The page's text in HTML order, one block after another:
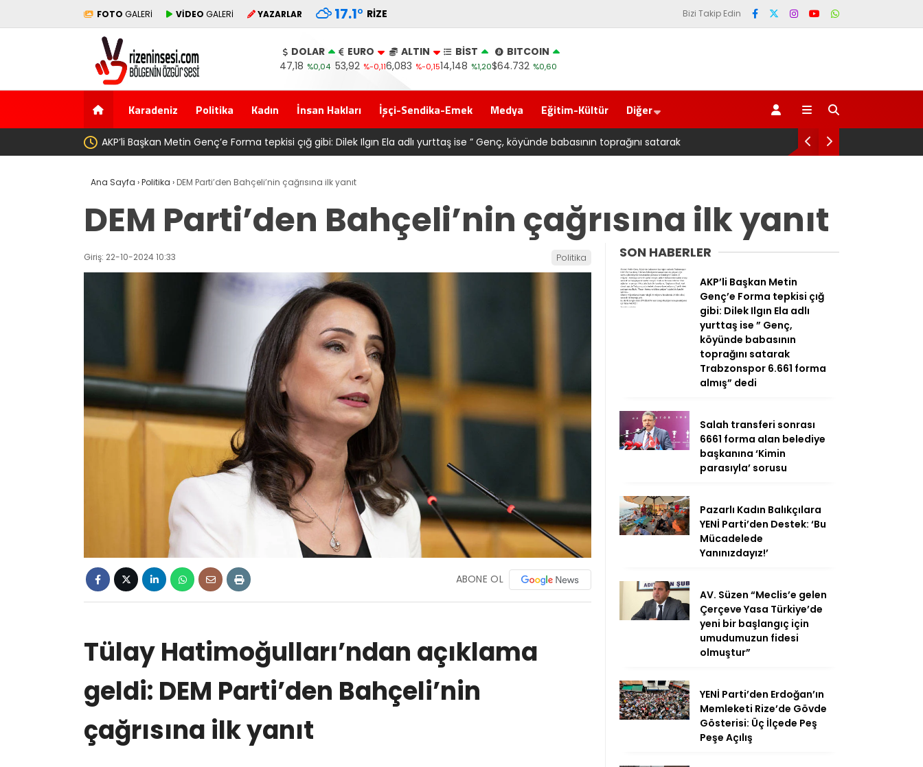
FOTO GALERİ VİDEO GALERİ YAZARLAR 17.1° RIZE Bizi Takip Edin
DOLAR
47,18 %0,04
EURO
53,92 %-0,11
ALTIN
6,083 %-0,15
BİST
14,148 %1,20
BITCOIN
$64.732 %0,60
Karadeniz Politika Kadın İnsan Hakları İşçi-Sendika-Emek Medya Eğitim-Kültür Diğer
babasının toprağını satarak Salah transferi sonrası 6661 forma alan belediye başkanına ‘Kimin parasıyla’ sorusu
Ana Sayfa ›Politika › DEM Parti’den Bahçeli’nin çağrısına ilk yanıt
DEM Parti’den Bahçeli’nin çağrısına ilk yanıt
Giriş: 22-10-2024 10:33 Politika
ABONE OL
Tülay Hatimoğulları’ndan açıklama
geldi: DEM Parti’den Bahçeli’nin
çağrısına ilk yanıt
SON HABERLER
AKP’li Başkan Metin
Genç’e Forma tepkisi çığ
gibi: Dilek Ilgın Ela adlı
yurttaş ise ” Genç,
köyünde babasının
toprağını satarak
Trabzonspor 6.661 forma
almış” dedi
Salah transferi sonrası
6661 forma alan belediye
başkanına ‘Kimin
parasıyla’ sorusu
Pazarlı Kadın Balıkçılara
YENİ Parti’den Destek: ‘Bu
Mücadelede
Yanınızdayız!’
AV. Süzen “Meclis’e gelen
Çerçeve Yasa Türkiye’de
yeni bir başlangıç için
umudumuzun fidesi
olmuştur”
YENİ Parti’den Erdoğan’ın
Memleketi Rize’de Gövde
Gösterisi: Üç İlçede Peş
Peşe Açılış